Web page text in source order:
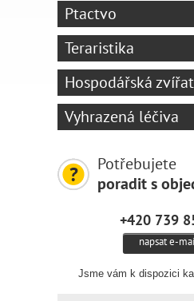
Ptactvo
Teraristika
Hospodářská
Vyhrazená léčiva
Potřebujete
poradit s
+420 739
napsat e-
Jsme vám k dispozici